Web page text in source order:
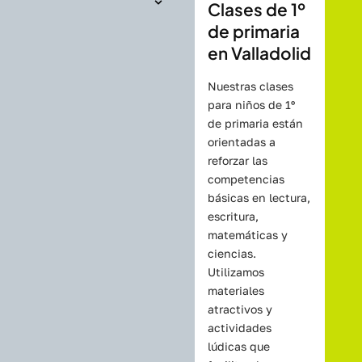
Clases de 1º
de primaria
en Valladolid
Nuestras clases
para niños de 1º
de primaria están
orientadas a
reforzar las
competencias
básicas en lectura,
escritura,
matemáticas y
ciencias.
Utilizamos
materiales
atractivos y
actividades
lúdicas que